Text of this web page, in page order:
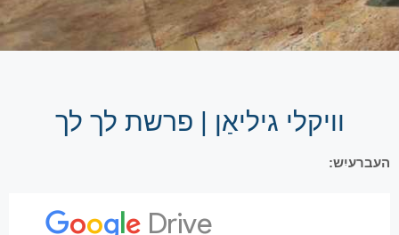
וויקלי גיליאַן | פרשת לך לך
העברעיִש: